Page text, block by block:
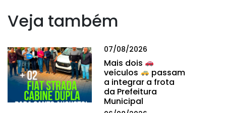
Veja também
07/08/2026
Mais dois
veículos
passam
a integrar a frota
da Prefeitura
Municipal